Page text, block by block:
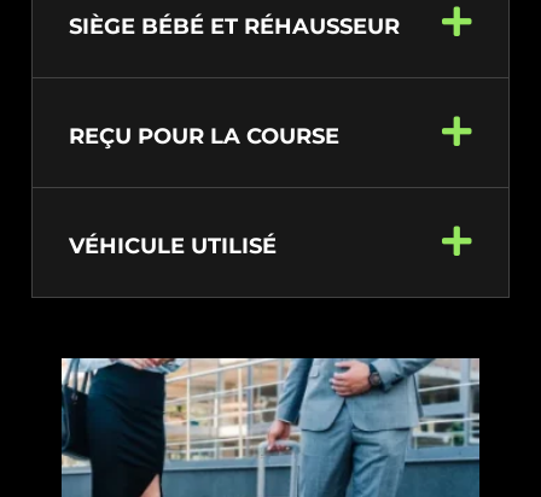
SIÈGE BÉBÉ ET RÉHAUSSEUR
REÇU POUR LA COURSE
VÉHICULE UTILISÉ